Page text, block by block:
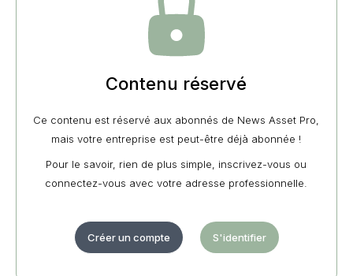
Contenu réservé
Ce contenu est réservé aux abonnés de News Asset Pro,
mais votre entreprise est peut-être déjà abonnée !
Pour le savoir, rien de plus simple, inscrivez-vous ou
connectez-vous avec votre adresse professionnelle.
Créer un compte S'identifier